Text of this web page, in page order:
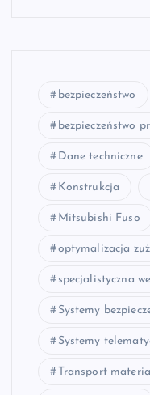
bezpieczeństwo
bezpieczeństwo
Dane techniczne
Konstrukcja
Mitsubishi Fuso
optymalizacja
specjalistyczna
Systemy
Systemy
Transport